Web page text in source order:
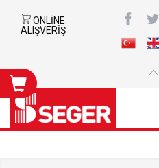
ONLİNE
ALIŞVERİŞ